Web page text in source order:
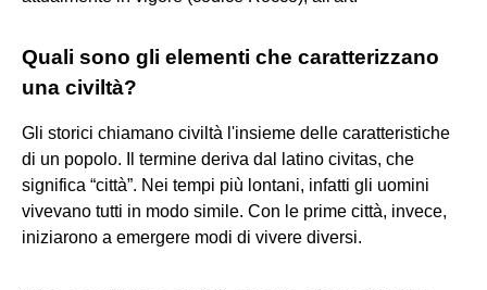
Quali sono gli elementi che caratterizzano
una civiltà?
Gli storici chiamano civiltà l'insieme delle caratteristiche
di un popolo. Il termine deriva dal latino civitas, che
significa “città”. Nei tempi più lontani, infatti gli uomini
vivevano tutti in modo simile. Con le prime città, invece,
iniziarono a emergere modi di vivere diversi.